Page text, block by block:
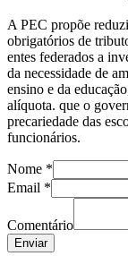
A PEC propõe
obrigatórios de
entes federados a
da necessidade de
ensino e da
alíquota. que o
precariedade das
funcionários.
Nome *
Comentário
Email
Email *
Comentário
Enviar